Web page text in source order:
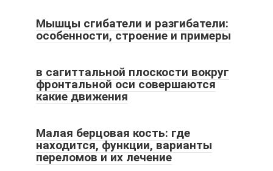
Мышцы сгибатели и разгибатели:
особенности, строение и примеры
в сагиттальной плоскости вокруг
фронтальной оси совершаются
какие движения
Малая берцовая кость: где
находится, функции, варианты
переломов и их лечение